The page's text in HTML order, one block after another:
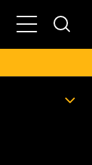
Pokaż/ukryj